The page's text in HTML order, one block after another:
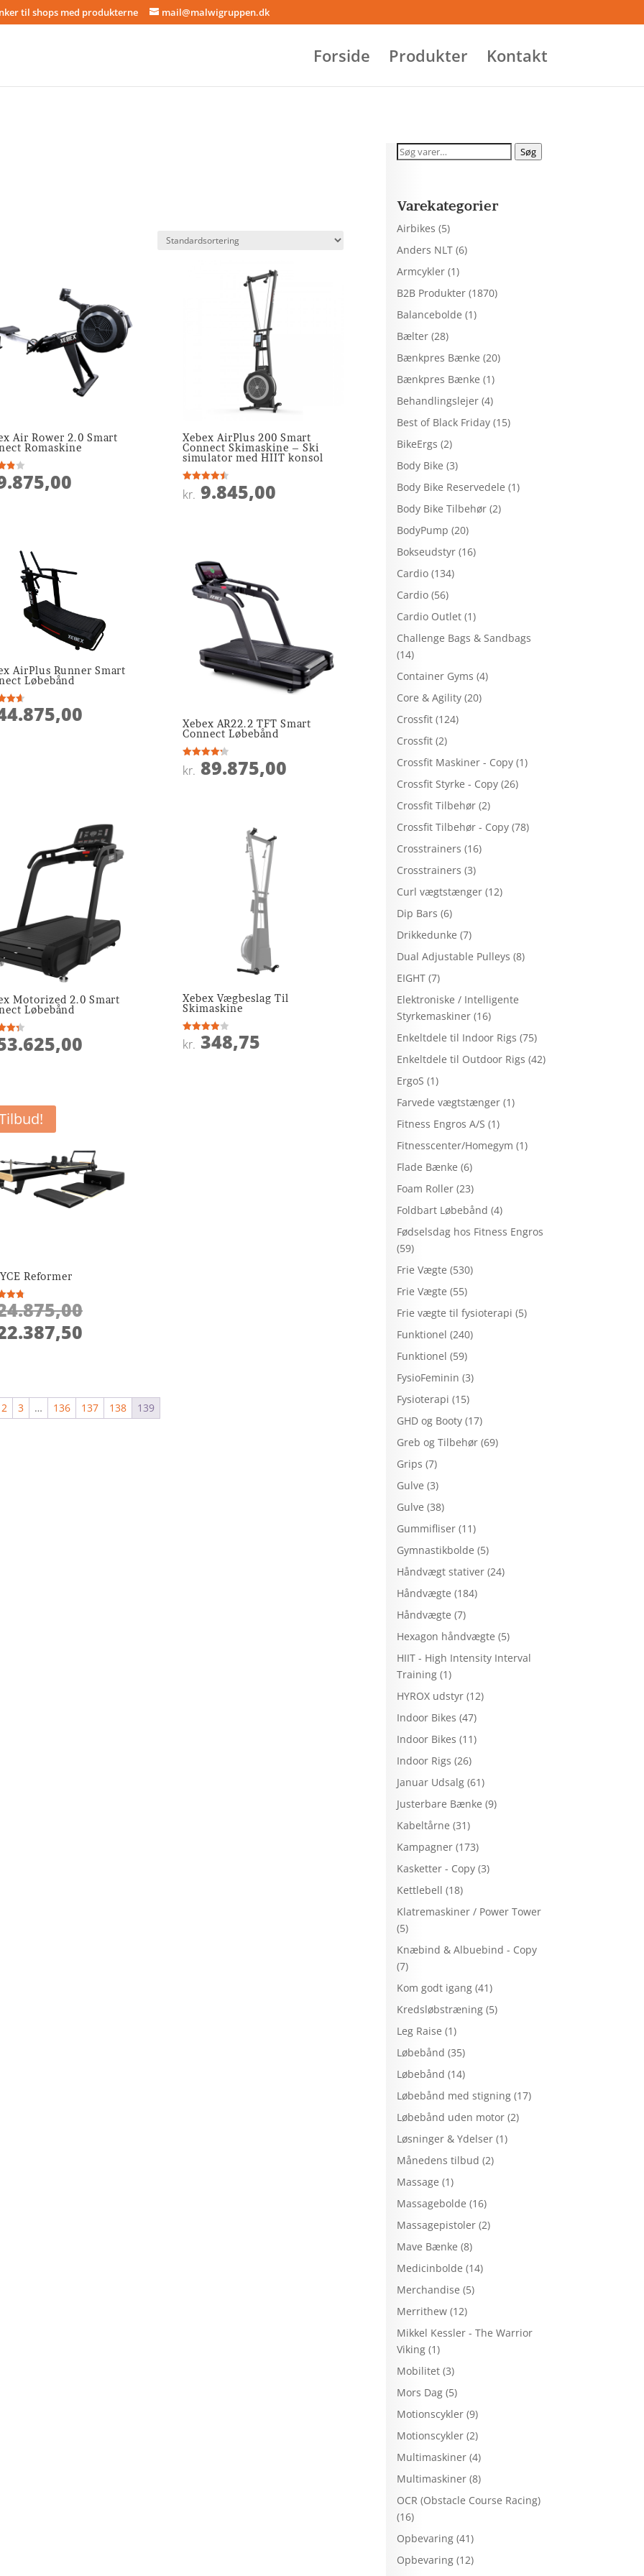
til shops med produkterne mail@malwigruppen.dk
Forside Produkter Kontakt
Air Rower 2.0 Smart
Romaskine
Xebex AirPlus 200 Smart
Connect Skimaskine – Ski
simulator med HIIT konsol
Vurderet
4.5
kr. 9.845,00
AirPlus Runner Smart
Løbebånd
Xebex AR22.2 TFT Smart
Connect Løbebånd
Vurderet
4.3
kr. 89.875,00
Motorized 2.0 Smart
Løbebånd
Xebex Vægbeslag Til
Skimaskine
Vurderet
4
kr. 348,75
Reformer
Den
oprindelige
Den
kr. 22.387,50.
2 3 … 136 137 138 139
Søg
Søg
Varekategorier
Airbikes (5)
Anders NLT (6)
Armcykler (1)
B2B Produkter (1870)
Balancebolde (1)
Bælter (28)
Bænkpres Bænke (20)
Bænkpres Bænke (1)
Behandlingslejer (4)
Best of Black Friday (15)
BikeErgs (2)
Body Bike (3)
Body Bike Reservedele (1)
Body Bike Tilbehør (2)
BodyPump (20)
Bokseudstyr (16)
Cardio (134)
Cardio (56)
Cardio Outlet (1)
Challenge Bags & Sandbags
(14)
Container Gyms (4)
Core & Agility (20)
Crossfit (124)
Crossfit (2)
Crossfit Maskiner - Copy (1)
Crossfit Styrke - Copy (26)
Crossfit Tilbehør (2)
Crossfit Tilbehør - Copy (78)
Crosstrainers (16)
Crosstrainers (3)
Curl vægtstænger (12)
Dip Bars (6)
Drikkedunke (7)
Dual Adjustable Pulleys (8)
EIGHT (7)
Elektroniske / Intelligente
Styrkemaskiner (16)
Enkeltdele til Indoor Rigs (75)
Enkeltdele til Outdoor Rigs (42)
ErgoS (1)
Farvede vægtstænger (1)
Fitness Engros A/S (1)
Fitnesscenter/Homegym (1)
Flade Bænke (6)
Foam Roller (23)
Foldbart Løbebånd (4)
Fødselsdag hos Fitness Engros
(59)
Frie Vægte (530)
Frie Vægte (55)
Frie vægte til fysioterapi (5)
Funktionel (240)
Funktionel (59)
FysioFeminin (3)
Fysioterapi (15)
GHD og Booty (17)
Greb og Tilbehør (69)
Grips (7)
Gulve (3)
Gulve (38)
Gummifliser (11)
Gymnastikbolde (5)
Håndvægt stativer (24)
Håndvægte (184)
Håndvægte (7)
Hexagon håndvægte (5)
HIIT - High Intensity Interval
Training (1)
HYROX udstyr (12)
Indoor Bikes (47)
Indoor Bikes (11)
Indoor Rigs (26)
Januar Udsalg (61)
Justerbare Bænke (9)
Kabeltårne (31)
Kampagner (173)
Kasketter - Copy (3)
Kettlebell (18)
Klatremaskiner / Power Tower
(5)
Knæbind & Albuebind - Copy
(7)
Kom godt igang (41)
Kredsløbstræning (5)
Leg Raise (1)
Løbebånd (35)
Løbebånd (14)
Løbebånd med stigning (17)
Løbebånd uden motor (2)
Løsninger & Ydelser (1)
Månedens tilbud (2)
Massage (1)
Massagebolde (16)
Massagepistoler (2)
Mave Bænke (8)
Medicinbolde (14)
Merchandise (5)
Merrithew (12)
Mikkel Kessler - The Warrior
Viking (1)
Mobilitet (3)
Mors Dag (5)
Motionscykler (9)
Motionscykler (2)
Multimaskiner (4)
Multimaskiner (8)
OCR (Obstacle Course Racing)
(16)
Opbevaring (41)
Opbevaring (12)